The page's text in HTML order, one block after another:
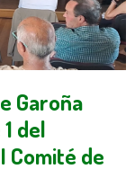
Garoña
del
Comité de